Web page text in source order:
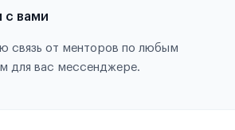
с вами
связь от менторов по любым
для вас мессенджере.